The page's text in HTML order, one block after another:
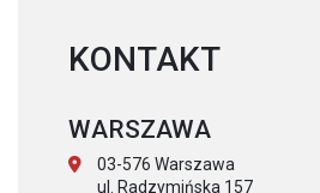
KONTAKT
WARSZAWA
03-576 Warszawa
ul. Radzymińska 157